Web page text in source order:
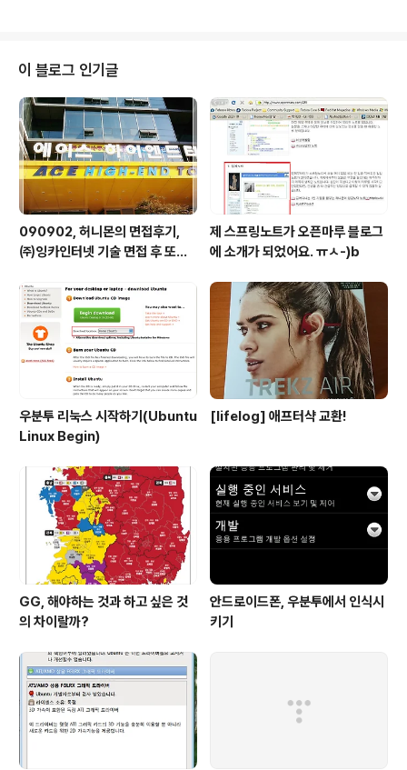
s 기능을 사용할 수 있다.그러나 내가 애용하는 우분투 계
열의 리눅스에서는 이 기능이 참 거슬리는 기능이 되어버
렸다. 잘 설치해서 사용하다가 업데이트를 하고 나면 노트
북의 화면이 나타나지 않는 문제가 발생했다.대부분 ATI
그래픽과 관련된 문제였다. 업데이..
이 블로그 인기글
090902, 허니몬의 면접후기,
㈜잉카인터넷 기술 면접 후 또한
업!!
제 스프링노트가 오픈마루 블로그
에 소개가 되었어요. ㅠㅅ-)b
우분투 리눅스 시작하기(Ubuntu
Linux Begin)
[lifelog] 애프터샥 교환!
GG, 해야하는 것과 하고 싶은 것
의 차이랄까?
안드로이드폰, 우분투에서 인식시
키기